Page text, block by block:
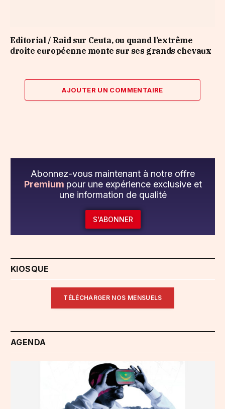
Editorial / Raid sur Ceuta, ou quand l’extrême
droite européenne monte sur ses grands chevaux
AJOUTER UN COMMENTAIRE
Abonnez-vous maintenant à notre offre
Premium pour une expérience exclusive et
une information de qualité
S'ABONNER
KIOSQUE
TÉLÉCHARGER NOS MENSUELS
AGENDA